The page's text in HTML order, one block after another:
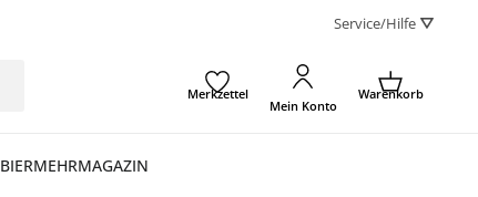
Service/Hilfe ⛛
Merkzettel
Mein Konto
Warenkorb
BIERMEHRMAGAZIN